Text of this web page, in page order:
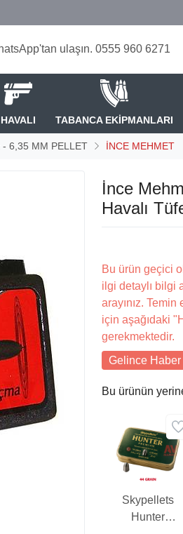
ulaşın. 0555 960 6271
HAVALI TABANCA EKİPMANLARI
- 6,35 MM PELLET İNCE MEHMET
İnce
Havalı
Bu ürün geçici
ilgi detaylı bilgi
arayınız.
için aşağıdaki
gerekmektedir.
Gelince Haber
Bu ürünün
Skypellets
Hunter